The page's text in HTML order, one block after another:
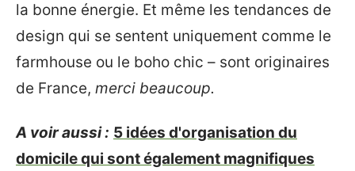
la bonne énergie. Et même les tendances de
design qui se sentent uniquement comme le
farmhouse ou le boho chic – sont originaires
de France, merci beaucoup.
A voir aussi : 5 idées d'organisation du
domicile qui sont également magnifiques